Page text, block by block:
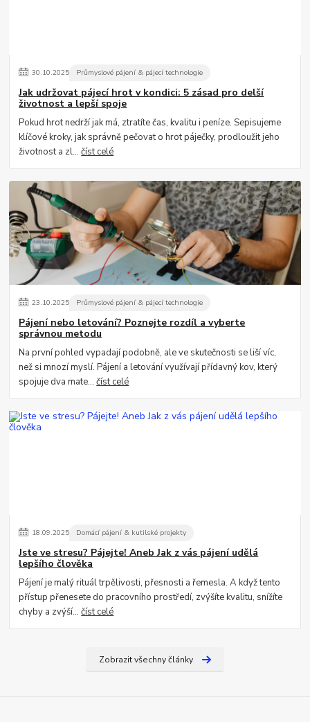
30.10.2025 Průmyslové pájení & pájecí technologie
Jak udržovat pájecí hrot v kondici: 5 zásad pro delší
životnost a lepší spoje
Pokud hrot nedrží jak má, ztratíte čas, kvalitu i peníze. Sepisujeme
klíčové kroky, jak správně pečovat o hrot páječky, prodloužit jeho
životnost a zl...číst celé
23.10.2025 Průmyslové pájení & pájecí technologie
Pájení nebo letování? Poznejte rozdíl a vyberte
správnou metodu
Na první pohled vypadají podobně, ale ve skutečnosti se liší víc,
než si mnozí myslí. Pájení a letování využívají přídavný kov, který
spojuje dva mate...číst celé
18.09.2025 Domácí pájení & kutilské projekty
Jste ve stresu? Pájejte! Aneb Jak z vás pájení udělá
lepšího člověka
Pájení je malý rituál trpělivosti, přesnosti a řemesla. A když tento
přístup přenesete do pracovního prostředí, zvýšíte kvalitu, snížíte
chyby a zvýší...číst celé
Zobrazit všechny články